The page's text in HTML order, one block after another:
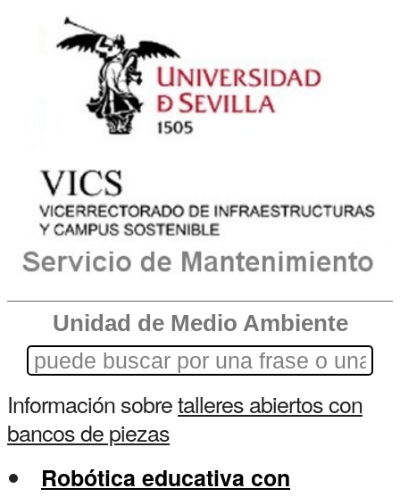
Unidad de Medio Ambiente
Información sobretalleres abiertos con
bancos de piezas
Robótica educativa con